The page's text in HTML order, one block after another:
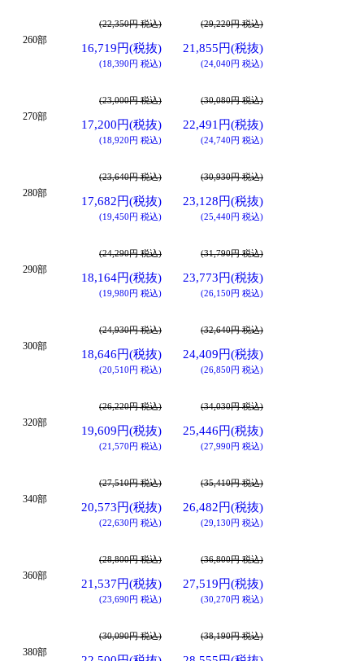
260部
(22,350円 税込)
16,719円(税抜)
(18,390円 税込)
(29,220円 税込)
21,855円(税抜)
(24,040円 税込)
270部
(23,000円 税込)
17,200円(税抜)
(18,920円 税込)
(30,080円 税込)
22,491円(税抜)
(24,740円 税込)
280部
(23,640円 税込)
17,682円(税抜)
(19,450円 税込)
(30,930円 税込)
23,128円(税抜)
(25,440円 税込)
290部
(24,290円 税込)
18,164円(税抜)
(19,980円 税込)
(31,790円 税込)
23,773円(税抜)
(26,150円 税込)
300部
(24,930円 税込)
18,646円(税抜)
(20,510円 税込)
(32,640円 税込)
24,409円(税抜)
(26,850円 税込)
320部
(26,220円 税込)
19,609円(税抜)
(21,570円 税込)
(34,030円 税込)
25,446円(税抜)
(27,990円 税込)
340部
(27,510円 税込)
20,573円(税抜)
(22,630円 税込)
(35,410円 税込)
26,482円(税抜)
(29,130円 税込)
360部
(28,800円 税込)
21,537円(税抜)
(23,690円 税込)
(36,800円 税込)
27,519円(税抜)
(30,270円 税込)
380部
(30,090円 税込) (38,190円 税込)